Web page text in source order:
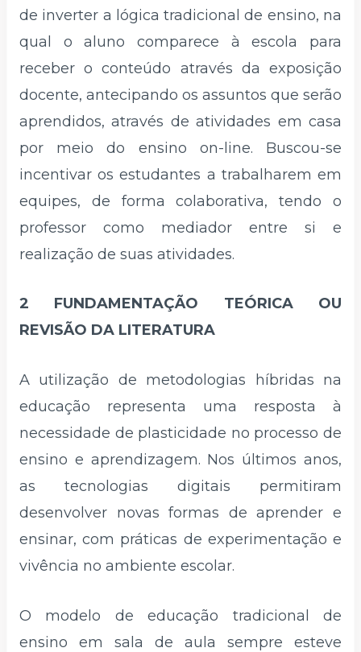
de inverter a lógica tradicional de ensino, na
qual o aluno comparece à escola para
receber o conteúdo através da exposição
docente, antecipando os assuntos que serão
aprendidos, através de atividades em casa
por meio do ensino on-line. Buscou-se
incentivar os estudantes a trabalharem em
equipes, de forma colaborativa, tendo o
professor como mediador entre si e
realização de suas atividades.
2 FUNDAMENTAÇÃO TEÓRICA OU
REVISÃO DA LITERATURA
A utilização de metodologias híbridas na
educação representa uma resposta à
necessidade de plasticidade no processo de
ensino e aprendizagem. Nos últimos anos,
as tecnologias digitais permitiram
desenvolver novas formas de aprender e
ensinar, com práticas de experimentação e
vivência no ambiente escolar.
O modelo de educação tradicional de
ensino em sala de aula sempre esteve